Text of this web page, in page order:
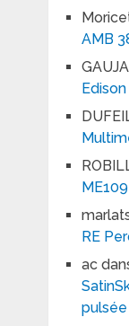
AMB
RE
ac
pulsée